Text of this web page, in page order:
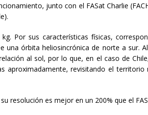
junto con el FASat Charlie
Por sus características físicas,
una órbita heliosincrónica de norte a sur.
al sol, por lo que, en el caso de
aproximadamente, revisitando el
resolución es mejor en un 200% que el